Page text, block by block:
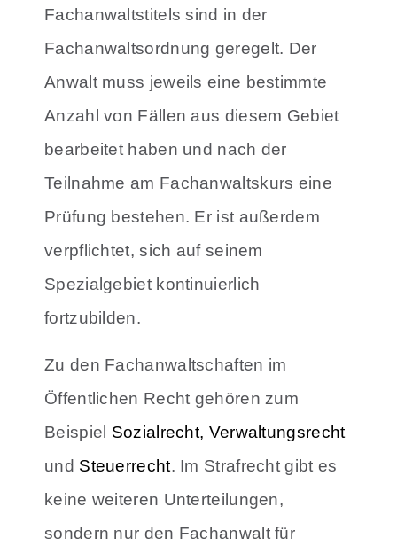
Fachanwaltstitels sind in der
Fachanwaltsordnung geregelt. Der
Anwalt muss jeweils eine bestimmte
Anzahl von Fällen aus diesem Gebiet
bearbeitet haben und nach der
Teilnahme am Fachanwaltskurs eine
Prüfung bestehen. Er ist außerdem
verpflichtet, sich auf seinem
Spezialgebiet kontinuierlich
fortzubilden.
Zu den Fachanwaltschaften im
Öffentlichen Recht gehören zum
Beispiel Sozialrecht, Verwaltungsrecht
und Steuerrecht. Im Strafrecht gibt es
keine weiteren Unterteilungen,
sondern nur den Fachanwalt für